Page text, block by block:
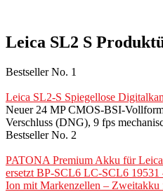
Leica SL2 S
Bestseller No. 1
Leica SL2-S Spiegellose
Neuer 24 MP CMOS-BSI-
Verschluss (DNG), 9 fps
Bestseller No. 2
PATONA Premium Akku für
ersetzt BP-SCL6 LC-SCL6
Ion mit Markenzellen – Zweitakku